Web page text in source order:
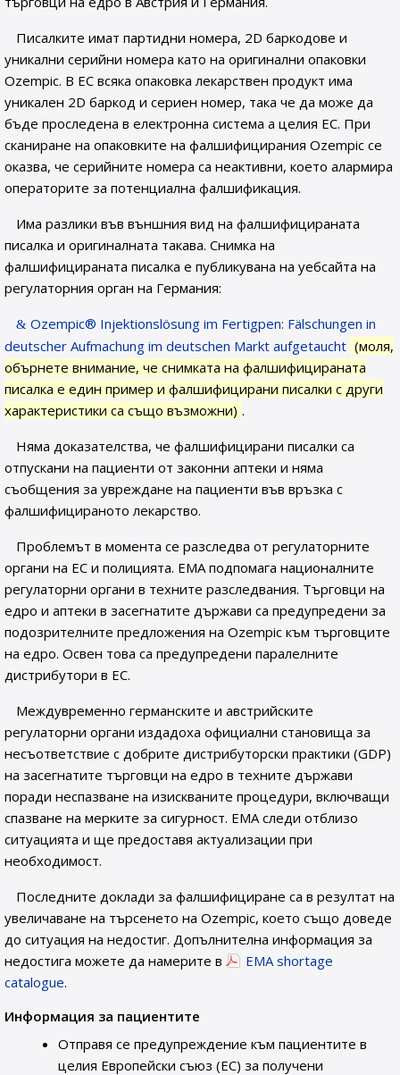
Писалките имат партидни номера, 2D баркодове и
уникални серийни номера като на оригинални опаковки
Ozempic. В ЕС всяка опаковка лекарствен продукт има
уникален 2D баркод и сериен номер, така че да може да
бъде проследена в електронна система а целия ЕС. При
сканиране на опаковките на фалшифицирания Ozempic се
оказва, че серийните номера са неактивни, което алармира
операторите за потенциална фалшификация.
Има разлики във външния вид на фалшифицираната
писалка и оригиналната такава. Снимка на
фалшифицираната писалка е публикувана на уебсайта на
регулаторния орган на Германия:
Ozempic® Injektionslösung im Fertigpen: Fälschungen in
deutscher Aufmachung im deutschen Markt aufgetaucht (моля,
обърнете внимание, че снимката на фалшифицираната
писалка е един пример и фалшифицирани писалки с други
характеристики са също възможни) .
Няма доказателства, че фалшифицирани писалки са
отпускани на пациенти от законни аптеки и няма
съобщения за увреждане на пациенти във връзка с
фалшифицираното лекарство.
Проблемът в момента се разследва от регулаторните
органи на ЕС и полицията. EMA подпомага националните
регулаторни органи в техните разследвания. Търговци на
едро и аптеки в засегнатите държави са предупредени за
подозрителните предложения на Ozempic към търговците
на едро. Освен това са предупредени паралелните
дистрибутори в ЕС.
Междувременно германските и австрийските
регулаторни органи издадоха официални становища за
несъответствие с добрите дистрибуторски практики (GDP)
на засегнатите търговци на едро в техните държави
поради неспазване на изискваните процедури, включващи
спазване на мерките за сигурност. EMA следи отблизо
ситуацията и ще предоставя актуализации при
необходимост.
Последните доклади за фалшифициране са в резултат на
увеличаване на търсенето на Ozempic, което също доведе
до ситуация на недостиг. Допълнителна информация за
недостига можете да намерите в
EMA shortage
catalogue.
Информация за пациентите
Отправя се предупреждение към пациентите в
целия Европейски съюз (ЕС) за получени